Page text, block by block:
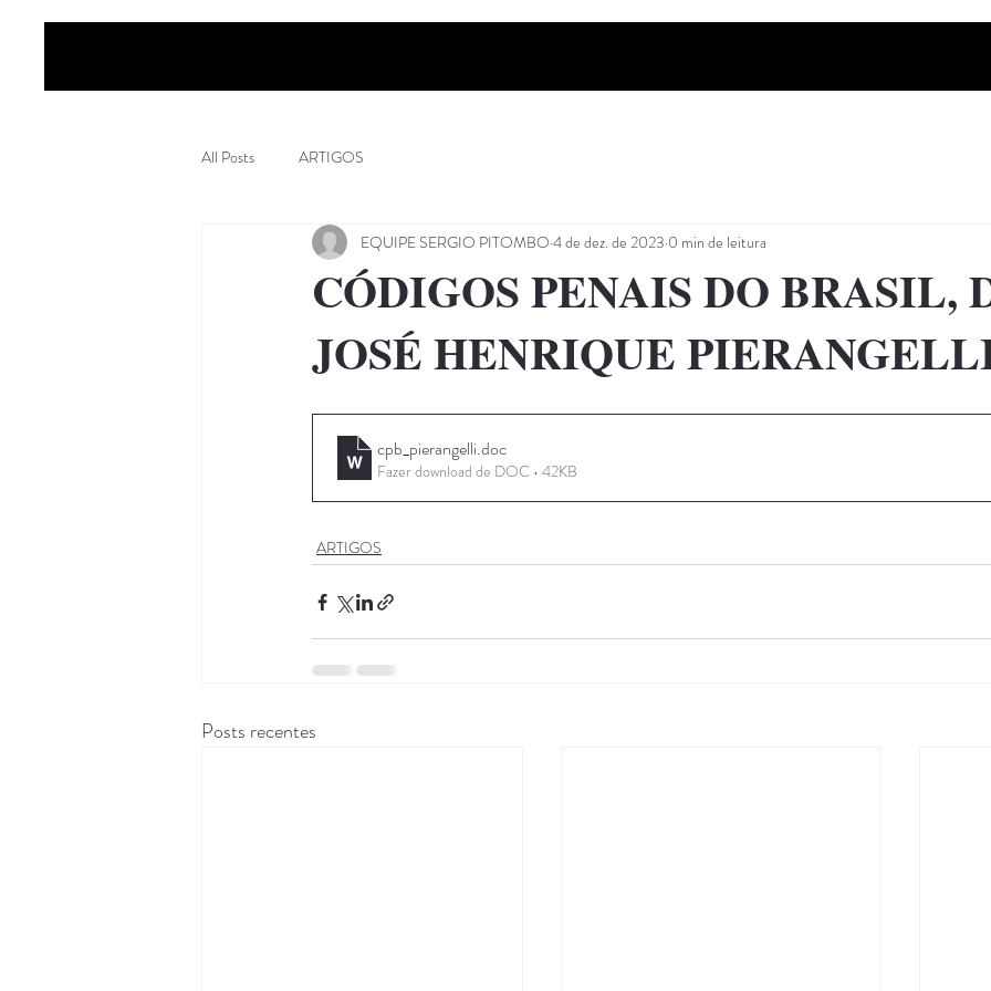
All Posts ARTIGOS
CÓDIGOS PENAIS DO BRASIL,
JOSÉ HENRIQUE
EQUIPE SERGIO PITOMBO 4 de dez. de 2023 0 min de leitura
cpb_pierangelli.doc
Fazer download de DOC • 42KB
ARTIGOS
Posts recentes